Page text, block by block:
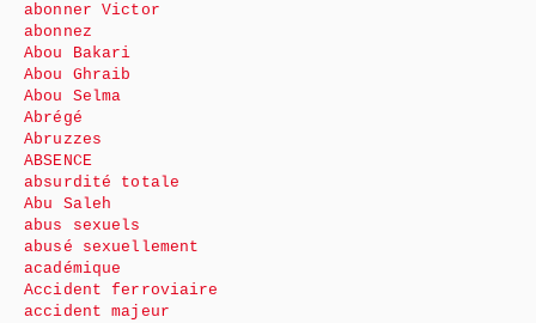
abonner Victor
abonnez
Abou Bakari
Abou Ghraib
Abou Selma
Abrégé
Abruzzes
ABSENCE
absurdité totale
Abu Saleh
abus sexuels
abusé sexuellement
académique
Accident ferroviaire
accident majeur